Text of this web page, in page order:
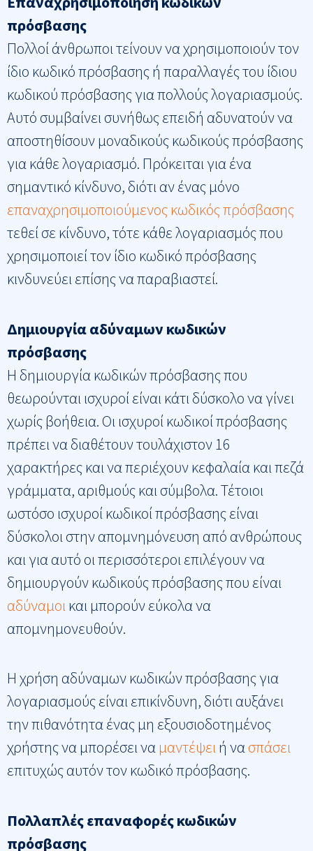
πρόσβασης
Πολλοί άνθρωποι τείνουν να χρησιμοποιούν τον
ίδιο κωδικό πρόσβασης ή παραλλαγές του ίδιου
κωδικού πρόσβασης για πολλούς λογαριασμούς.
Αυτό συμβαίνει συνήθως επειδή αδυνατούν να
αποστηθίσουν μοναδικούς κωδικούς πρόσβασης
για κάθε λογαριασμό. Πρόκειται για ένα
σημαντικό κίνδυνο, διότι αν ένας μόνο
επαναχρησιμοποιούμενος κωδικός πρόσβασης
τεθεί σε κίνδυνο, τότε κάθε λογαριασμός που
χρησιμοποιεί τον ίδιο κωδικό πρόσβασης
κινδυνεύει επίσης να παραβιαστεί.
Δημιουργία αδύναμων κωδικών
πρόσβασης
Η δημιουργία κωδικών πρόσβασης που
θεωρούνται ισχυροί είναι κάτι δύσκολο να γίνει
χωρίς βοήθεια. Οι ισχυροί κωδικοί πρόσβασης
πρέπει να διαθέτουν τουλάχιστον 16
χαρακτήρες και να περιέχουν κεφαλαία και πεζά
γράμματα, αριθμούς και σύμβολα. Τέτοιοι
ωστόσο ισχυροί κωδικοί πρόσβασης είναι
δύσκολοι στην απομνημόνευση από ανθρώπους
και για αυτό οι περισσότεροι επιλέγουν να
δημιουργούν κωδικούς πρόσβασης που είναι
αδύναμοικαι μπορούν εύκολα να
απομνημονευθούν.
Η χρήση αδύναμων κωδικών πρόσβασης για
λογαριασμούς είναι επικίνδυνη, διότι αυξάνει
την πιθανότητα ένας μη εξουσιοδοτημένος
χρήστης να μπορέσει να μαντέψειή νασπάσει
επιτυχώς αυτόν τον κωδικό πρόσβασης.
Πολλαπλές επαναφορές κωδικών
πρόσβασης